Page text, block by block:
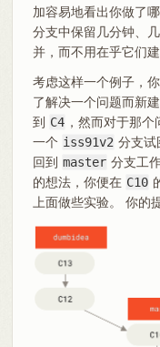
加容易地看出你做了
分支中保留几分钟、
并，而不用在乎它们
考虑这样一个例子，
了解决一个问题而新建
到 C4 ，然而对于那
一个 iss91v2 分支试
回到 master 分支工
的想法，你便在 C10
上面做些实验。 你的